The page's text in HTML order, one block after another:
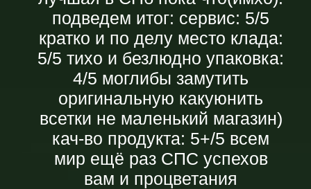
подведем итог: сервис: 5/5
кратко и по делу место клада:
5/5 тихо и безлюдно упаковка:
4/5 моглибы замутить
оригинальную какуюнить
всетки не маленький магазин)
кач-во продукта: 5+/5 всем
мир ещё раз СПС успехов
вам и процветания